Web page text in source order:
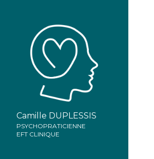
Camille DUPLESSIS
PSYCHOPRATICIENNE
EFT CLINIQUE